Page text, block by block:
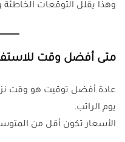
وهذا يقلل التوقعات الخاطئة
متى أفضل وقت
عادة أفضل توقيت هو وقت
يوم الراتب.
الأسعار تكون أقل من